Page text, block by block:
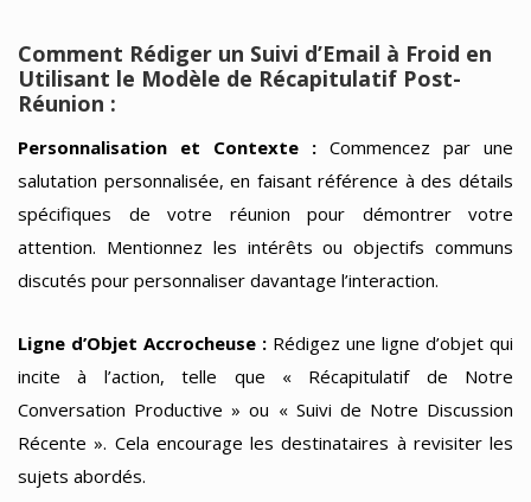
Comment Rédiger un Suivi d’Email à Froid en
Utilisant le Modèle de Récapitulatif Post-
Réunion :
Personnalisation et Contexte : Commencez par une
salutation personnalisée, en faisant référence à des détails
spécifiques de votre réunion pour démontrer votre
attention. Mentionnez les intérêts ou objectifs communs
discutés pour personnaliser davantage l’interaction.
Ligne d’Objet Accrocheuse : Rédigez une ligne d’objet qui
incite à l’action, telle que « Récapitulatif de Notre
Conversation Productive » ou « Suivi de Notre Discussion
Récente ». Cela encourage les destinataires à revisiter les
sujets abordés.